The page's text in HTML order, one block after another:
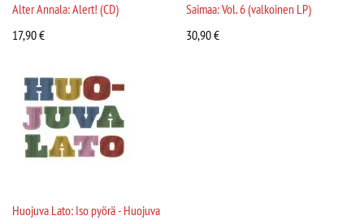
Alter Annala: Alert! (CD)
17,90€
Saimaa: Vol. 6 (valkoinen LP)
30,90€
Huojuva Lato: Iso pyörä - Huojuva